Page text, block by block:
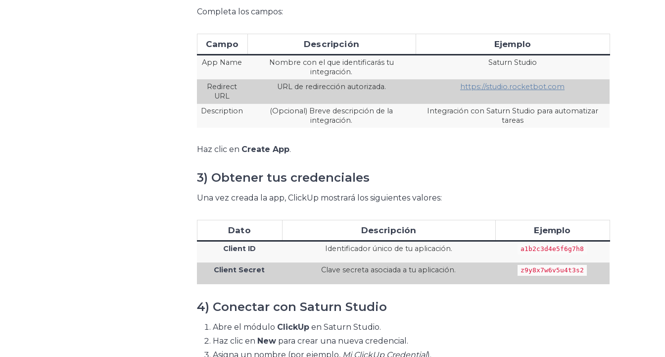
Completa los campos:
Campo Descripción Ejemplo
App Name
Nombre con el que identificarás tu
integración.
Saturn Studio
Redirect
URL
URL de redirección autorizada. https://studio.rocketbot.com
Description
(Opcional) Breve descripción de la
integración.
Integración con Saturn Studio para automatizar
tareas
Haz clic en Create App.
3) Obtener tus credenciales
Una vez creada la app, ClickUp mostrará los siguientes valores:
Dato Descripción Ejemplo
Client ID Identificador único de tu aplicación. a1b2c3d4e5f6g7h8
Client Secret Clave secreta asociada a tu aplicación. z9y8x7w6v5u4t3s2
4) Conectar con Saturn Studio
Abre el módulo ClickUpen Saturn Studio.
Haz clic en Newpara crear una nueva credencial.
Asigna un nombre (por ejemplo, Mi ClickUp Credential).